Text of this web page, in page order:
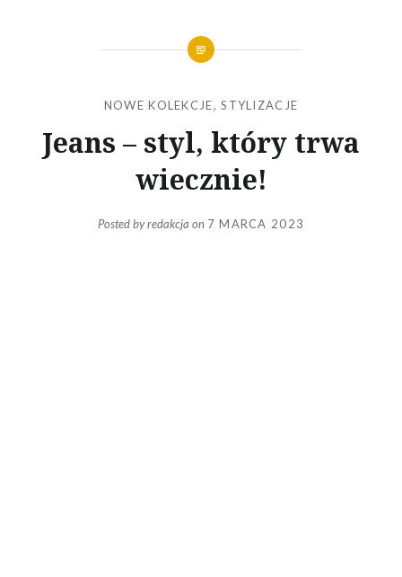
NOWE KOLEKCJE,STYLIZACJE
Jeans – styl, który trwa
wiecznie!
Posted byredakcja on 7 MARCA 2023